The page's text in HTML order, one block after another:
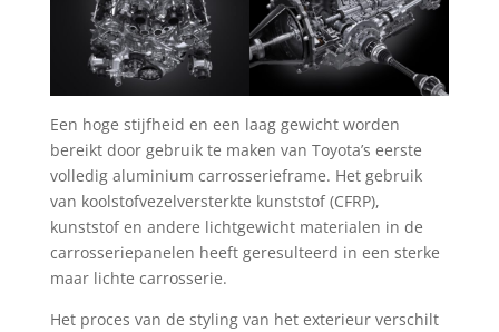
Een hoge stijfheid en een laag gewicht worden
bereikt door gebruik te maken van Toyota’s eerste
volledig aluminium carrosserieframe. Het gebruik
van koolstofvezelversterkte kunststof (CFRP),
kunststof en andere lichtgewicht materialen in de
carrosseriepanelen heeft geresulteerd in een sterke
maar lichte carrosserie.
Het proces van de styling van het exterieur verschilt